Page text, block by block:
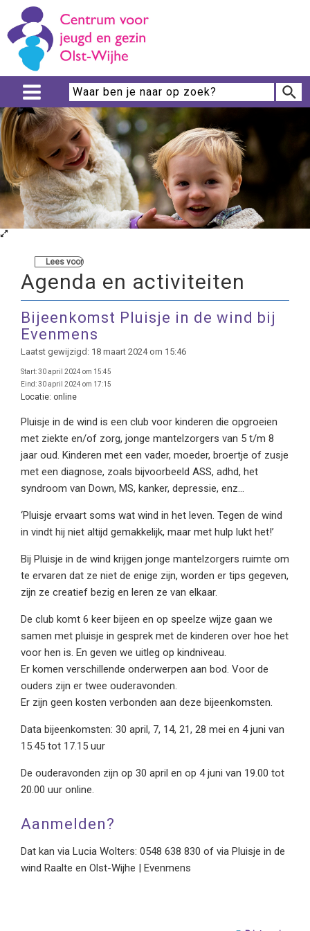
Lees voor
Agenda en activiteiten
Bijeenkomst Pluisje in de wind bij
Evenmens
Laatst gewijzigd: 18 maart 2024 om 15:46
Start:30 april 2024 om 15:45
Eind:30 april 2024 om 17:15
Locatie: online
Pluisje in de wind is een club voor kinderen die opgroeien
met ziekte en/of zorg, jonge mantelzorgers van 5 t/m 8
jaar oud. Kinderen met een vader, moeder, broertje of zusje
met een diagnose, zoals bijvoorbeeld ASS, adhd, het
syndroom van Down, MS, kanker, depressie, enz…
‘Pluisje ervaart soms wat wind in het leven. Tegen de wind
in vindt hij niet altijd gemakkelijk, maar met hulp lukt het!’
Bij Pluisje in de wind krijgen jonge mantelzorgers ruimte om
te ervaren dat ze niet de enige zijn, worden er tips gegeven,
zijn ze creatief bezig en leren ze van elkaar.
De club komt 6 keer bijeen en op speelze wijze gaan we
samen met pluisje in gesprek met de kinderen over hoe het
voor hen is. En geven we uitleg op kindniveau.
Er komen verschillende onderwerpen aan bod. Voor de
ouders zijn er twee ouderavonden.
Er zijn geen kosten verbonden aan deze bijeenkomsten.
Data bijeenkomsten: 30 april, 7, 14, 21, 28 mei en 4 juni van
15.45 tot 17.15 uur
De ouderavonden zijn op 30 april en op 4 juni van 19.00 tot
20.00 uur online.
Aanmelden?
Dat kan via Lucia Wolters: 0548 638 830 of via Pluisje in de
wind Raalte en Olst-Wijhe | Evenmens